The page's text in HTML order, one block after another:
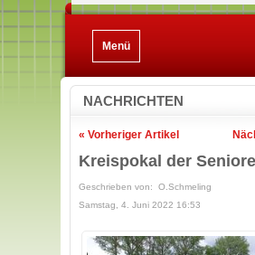
Menü
NACHRICHTEN
« Vorheriger Artikel
Kreispokal der
Geschrieben von: O.Schmeling
Samstag, 4. Juni 2022 16:53